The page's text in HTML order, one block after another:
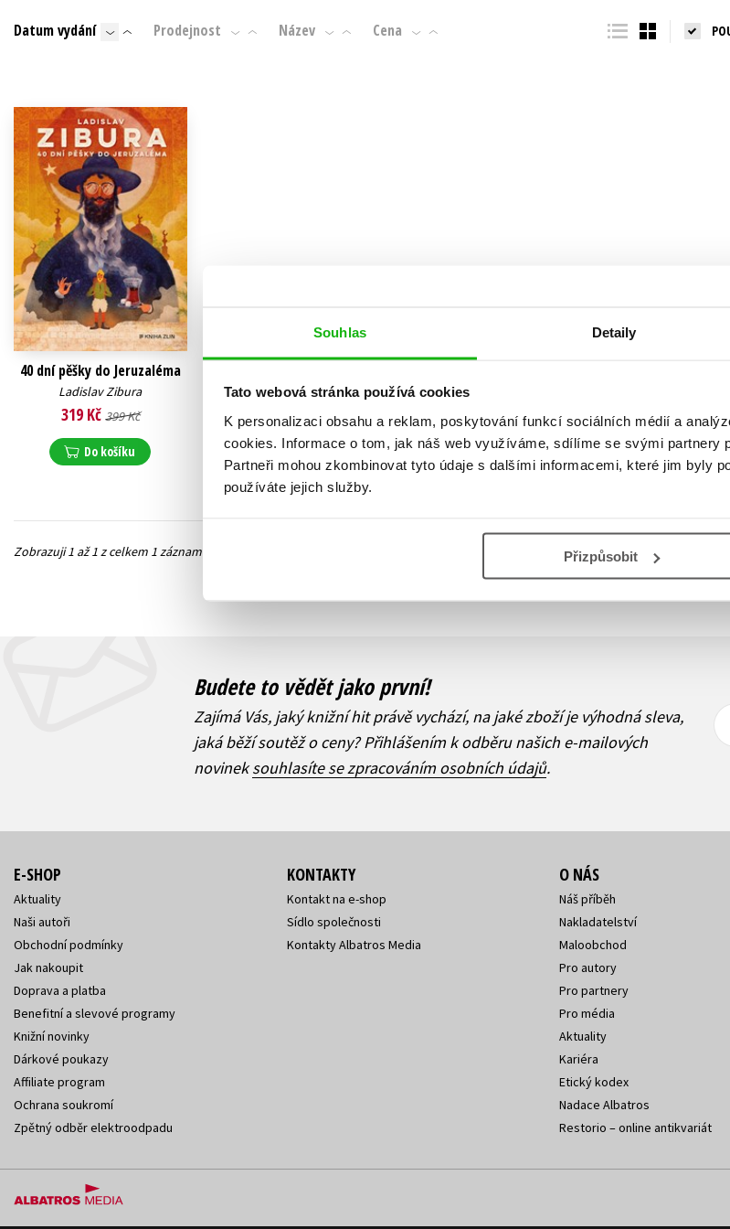
Souhlas Detaily
Tato webová stránka používá cookies
K personalizaci obsahu a reklam, poskytování funkcí sociálních médií a
cookies. Informace o tom, jak náš web využíváme, sdílíme se svými partnery
Partneři mohou zkombinovat tyto údaje s dalšími informacemi, které jim byly
používáte jejich služby.
Přizpůsobit
Beletrie pro děti
Byznys a ekonomie
Jazyky
Populárně - naučné pro děti
Young
Datum vydání Prodejnost Název Cena
40 dní pěšky do Jeruzaléma
Ladislav Zibura
319 Kč 399 Kč
Do košíku
Zobraz záznamů
Zobrazuji 1 až 1 z celkem 1 záznamů
Budete to vědět jako první!
Zajímá Vás, jaký knižní hit právě vychází, na jaké zboží je výhodná sleva,
jaká běží soutěž o ceny? Přihlášením k odběru našich e-mailových
novineksouhlasíte se zpracováním osobních údajů.
E-SHOP
Aktuality
Naši autoři
Obchodní podmínky
Jak nakoupit
Doprava a platba
Benefitní a slevové programy
Knižní novinky
Dárkové poukazy
Affiliate program
Ochrana soukromí
Zpětný odběr elektroodpadu
KONTAKTY
Kontakt na e-shop
Sídlo společnosti
Kontakty Albatros Media
O NÁS
Náš příběh
Nakladatelství
Maloobchod
Pro autory
Pro partnery
Pro média
Aktuality
Kariéra
Etický kodex
Nadace Albatros
Restorio – online antikvariát